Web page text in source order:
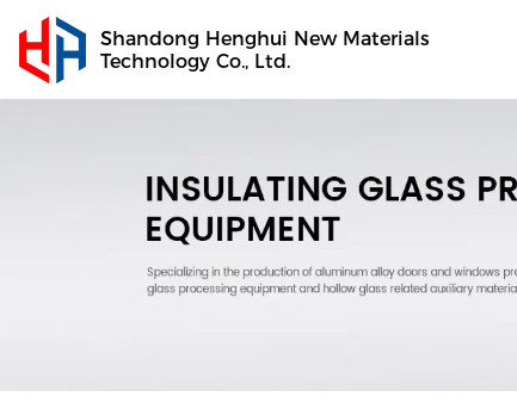
Shandong Henghui New Materials
Technology Co., Ltd.